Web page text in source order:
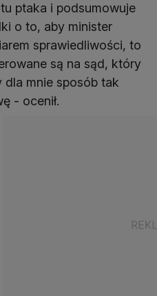
ptaka i podsumowuje
o to, aby minister
sprawiedliwości, to
są na sąd, który
dla mnie sposób tak
- ocenił.